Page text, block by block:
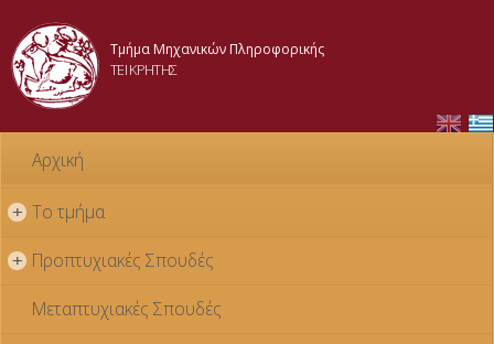
content
Τμήμα Μηχανικών Πληροφορικής
ΤΕΙ ΚΡΗΤΗΣ
Αρχική
+ Το τμήμα
+ Προπτυχιακές Σπουδές
Μεταπτυχιακές Σπουδές